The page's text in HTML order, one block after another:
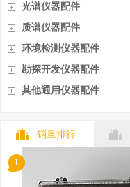
光谱仪器配件
质谱仪器配件
环境检测仪器配件
勘探开发仪器配件
其他通用仪器配件
销量排行
1